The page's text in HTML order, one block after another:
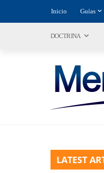
Inicio Guías
DOCTRINA
LATEST